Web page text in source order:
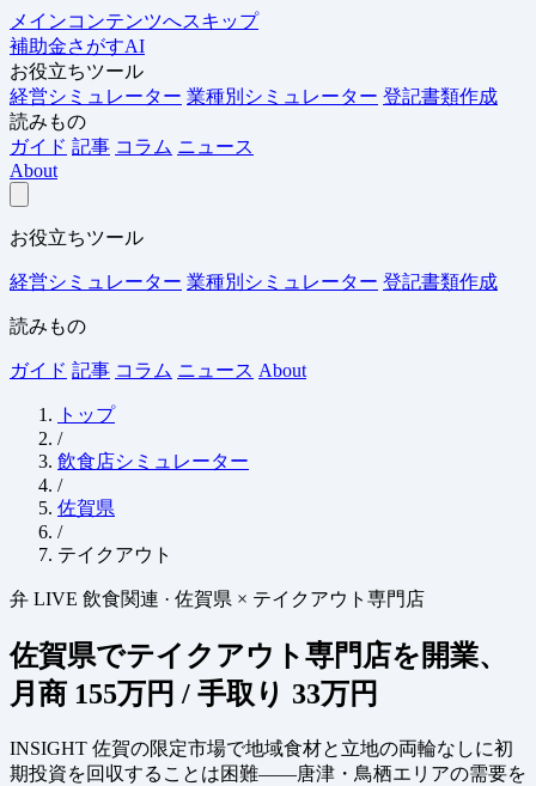
メインコンテンツへスキップ
補助金さがすAI
お役立ちツール
経営シミュレーター 業種別シミュレーター 登記書類作成
読みもの
ガイド 記事 コラム ニュース
About
お役立ちツール
経営シミュレーター 業種別シミュレーター 登記書類作成
読みもの
ガイド 記事 コラム ニュース About
トップ
/
飲食店シミュレーター
/
佐賀県
/
テイクアウト
弁 LIVE 飲食関連 · 佐賀県 × テイクアウト専門店
佐賀県でテイクアウト専門店を開業、
月商 155万円 / 手取り 33万円
INSIGHT 佐賀の限定市場で地域食材と立地の両輪なしに初
期投資を回収することは困難——唐津・鳥栖エリアの需要を